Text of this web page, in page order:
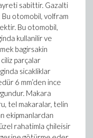
sabittir. Gazalti
otomobil, volfram
Bu otomobil,
kullanilir ve
bagirsakin
parçalar
sicakliklar
6 mm’den ince
Makara
tel makaralar, telin
ekipmanlardan
rahatimla çhileisir